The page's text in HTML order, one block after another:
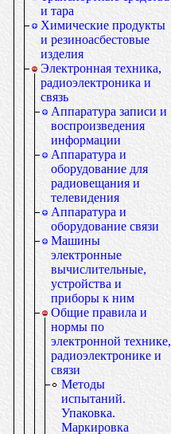
и тара
Химические продукты
и резиноасбестовые
изделия
Электронная техника,
радиоэлектроника и
связь
Аппаратура записи и
воспроизведения
информации
Аппаратура и
оборудование для
радиовещания и
телевидения
Аппаратура и
оборудование связи
Машины
электронные
вычислительные,
устройства и
приборы к ним
Общие правила и
нормы по
электронной технике,
радиоэлектронике и
связи
Методы
испытаний.
Упаковка.
Маркировка